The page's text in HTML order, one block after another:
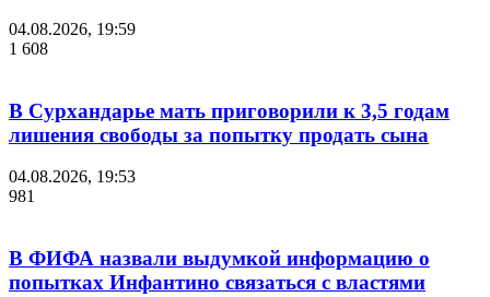
04.08.2026, 19:59
1 608
В Сурхандарье мать приговорили к 3,5 годам
лишения свободы за попытку продать сына
04.08.2026, 19:53
981
В ФИФА назвали выдумкой информацию о
попытках Инфантино связаться с властями